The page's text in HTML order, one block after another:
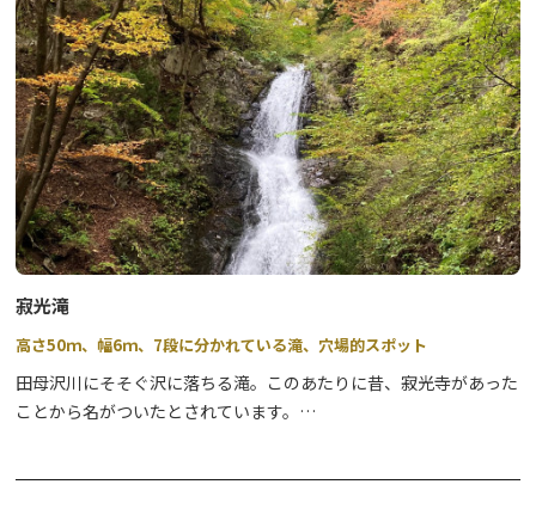
から10月の雨天時やその翌日、ヤマビルの目撃情報や被害報告が
多く寄せられています。ご散策の際には、どうぞご注意ください。
有効な対策についてはこちらをご参考にしてください。
寂光滝
高さ50ｍ、幅6ｍ、7段に分かれている滝、穴場的スポット
田母沢川にそそぐ沢に落ちる滝。このあたりに昔、寂光寺があった
ことから名がついたとされています。